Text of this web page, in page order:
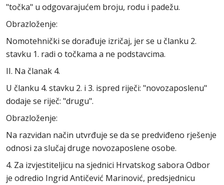
"točka" u odgovarajućem broju, rodu i padežu.
Obrazloženje:
Nomotehnički se dorađuje izričaj, jer se u članku 2.
stavku 1. radi o točkama a ne podstavcima.
II. Na članak 4.
U članku 4. stavku 2. i 3. ispred riječi: "novozaposlenu"
dodaje se riječ: "drugu".
Obrazloženje:
Na razvidan način utvrđuje se da se predviđeno rješenje
odnosi za slučaj druge novozaposlene osobe.
4. Za izvjestiteljicu na sjednici Hrvatskog sabora Odbor
je odredio Ingrid Antičević Marinović, predsjednicu